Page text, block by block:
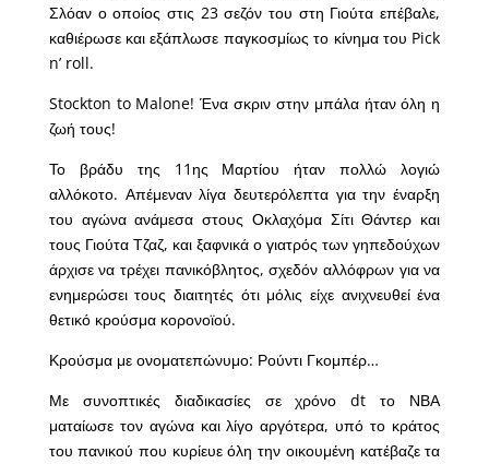
Σλόαν ο οποίος στις 23 σεζόν του στη Γιούτα επέβαλε,
καθιέρωσε και εξάπλωσε παγκοσμίως το κίνημα του Pick
n’ roll.
Stockton to Malone! Ένα σκριν στην μπάλα ήταν όλη η
ζωή τους!
Το βράδυ της 11ης Μαρτίου ήταν πολλώ λογιώ
αλλόκοτο. Απέμεναν λίγα δευτερόλεπτα για την έναρξη
του αγώνα ανάμεσα στους Οκλαχόμα Σίτι Θάντερ και
τους Γιούτα Τζαζ, και ξαφνικά ο γιατρός των γηπεδούχων
άρχισε να τρέχει πανικόβλητος, σχεδόν αλλόφρων για να
ενημερώσει τους διαιτητές ότι μόλις είχε ανιχνευθεί ένα
θετικό κρούσμα κορονοϊού.
Κρούσμα με ονοματεπώνυμο: Ρούντι Γκομπέρ…
Με συνοπτικές διαδικασίες σε χρόνο dt το ΝΒΑ
ματαίωσε τον αγώνα και λίγο αργότερα, υπό το κράτος
του πανικού που κυρίευε όλη την οικουμένη κατέβαζε τα